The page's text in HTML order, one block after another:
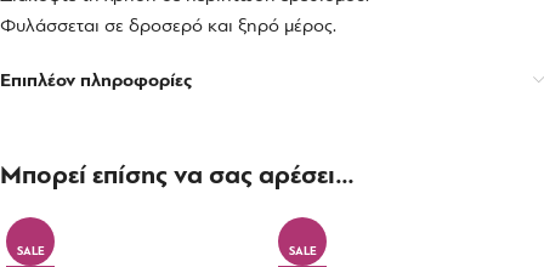
Φυλάσσεται σε δροσερό και ξηρό μέρος.
Επιπλέον πληροφορίες
Μπορεί επίσης να σας αρέσει…
SALE
SALE